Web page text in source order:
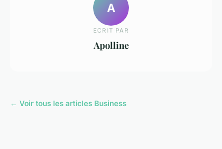
A
ECRIT PAR
Apolline
← Voir tous les articles Business